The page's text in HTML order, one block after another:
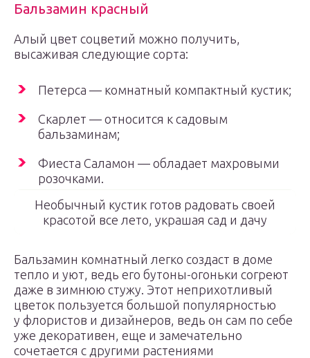
Бальзамин красный
Алый цвет соцветий можно получить,
высаживая следующие сорта:
Петерса — комнатный компактный кустик;
Скарлет — относится к садовым
бальзаминам;
Фиеста Саламон — обладает махровыми
розочками.
Необычный кустик готов радовать своей
красотой все лето, украшая сад и дачу
Бальзамин комнатный легко создаст в доме
тепло и уют, ведь его бутоны-огоньки согреют
даже в зимнюю стужу. Этот неприхотливый
цветок пользуется большой популярностью
у флористов и дизайнеров, ведь он сам по себе
уже декоративен, еще и замечательно
сочетается с другими растениями